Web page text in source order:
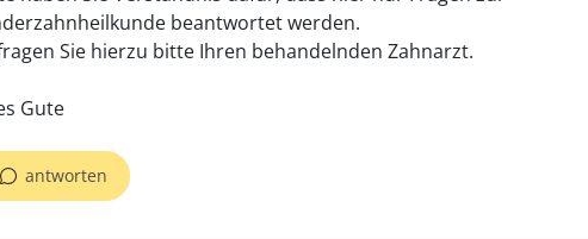
beantwortet werden.
Sie hierzu bitte Ihren behandelnden Zahnarzt.
Gute
antworten